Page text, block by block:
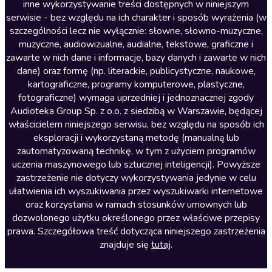
Literatura faktu
Literatura obyczajowa
Literatura piękna obca
Literatura piękna polska
Nagrania relaksacyjne
Nauka języków
Nauki humanistyczne
Podcasty i audycje
Polityka
Prasa
Religia
Romans
inne wykorzystywanie treści dostępnych w niniejszym
serwisie - bez względu na ich charakter i sposób wyrażenia (w
szczególności lecz nie wyłącznie: słowne, słowno-muzyczne,
muzyczne, audiowizualne, audialne, tekstowe, graficzne i
zawarte w nich dane i informacje, bazy danych i zawarte w nich
dane) oraz formę (np. literackie, publicystyczne, naukowe,
kartograficzne, programy komputerowe, plastyczne,
fotograficzne) wymaga uprzedniej i jednoznacznej zgody
Audioteka Group Sp. z o.o. z siedzibą w Warszawie, będącej
właścicielem niniejszego serwisu, bez względu na sposób ich
eksploracji i wykorzystaną metodę (manualną lub
zautomatyzowaną technikę, w tym z użyciem programów
uczenia maszynowego lub sztucznej inteligencji). Powyższe
zastrzeżenie nie dotyczy wykorzystywania jedynie w celu
ułatwienia ich wyszukiwania przez wyszukiwarki internetowe
oraz korzystania w ramach stosunków umownych lub
dozwolonego użytku określonego przez właściwe przepisy
prawa. Szczegółowa treść dotycząca niniejszego zastrzeżenia
znajduje się tutaj.